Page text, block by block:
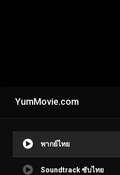
YumMovie.com
พากย์ไทย
Soundtrack ซับไทย